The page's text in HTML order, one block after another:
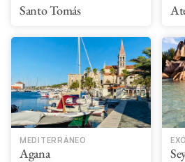
Santo Tomás
MEDITERRÁNEO
Agana